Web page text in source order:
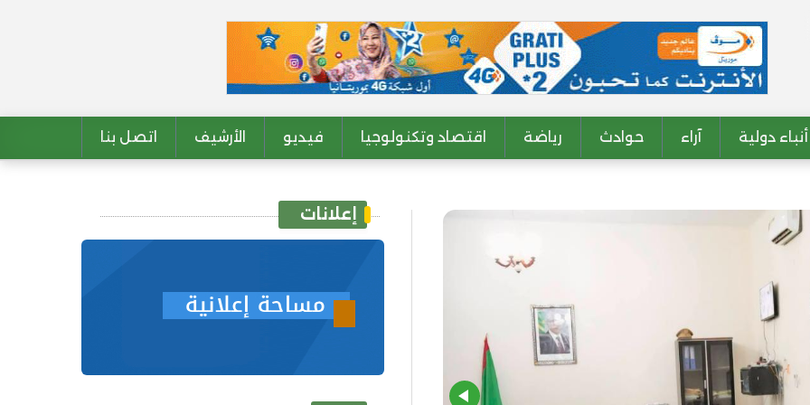
أنباء دولية آراء حوادث رياضة اقتصاد وتكنولوجيا فيديو الأرشيف اتصل بنا
إعلانات